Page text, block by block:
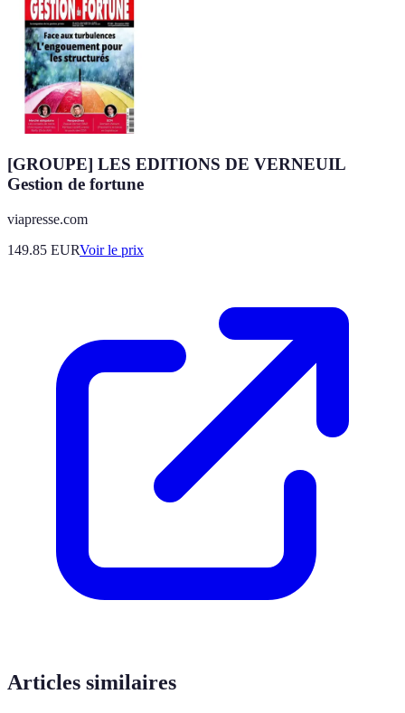
[GROUPE] LES EDITIONS DE VERNEUIL
Gestion de fortune
viapresse.com
149.85 EURVoir le prix
Articles similaires